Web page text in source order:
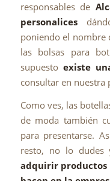
responsables de
personalices
poniendo el nombre
las bolsas para
supuesto existe
consultar en nuestra
Como ves, las
de moda también
para presentarse.
resto, no lo dudes
adquirir productos